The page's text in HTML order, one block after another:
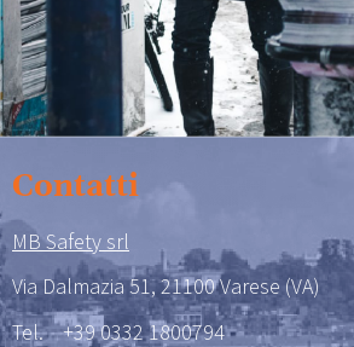
Contatti
MB Safety srl
Via Dalmazia 51, 21100 Varese (VA)
Tel.+39 0332 1800794